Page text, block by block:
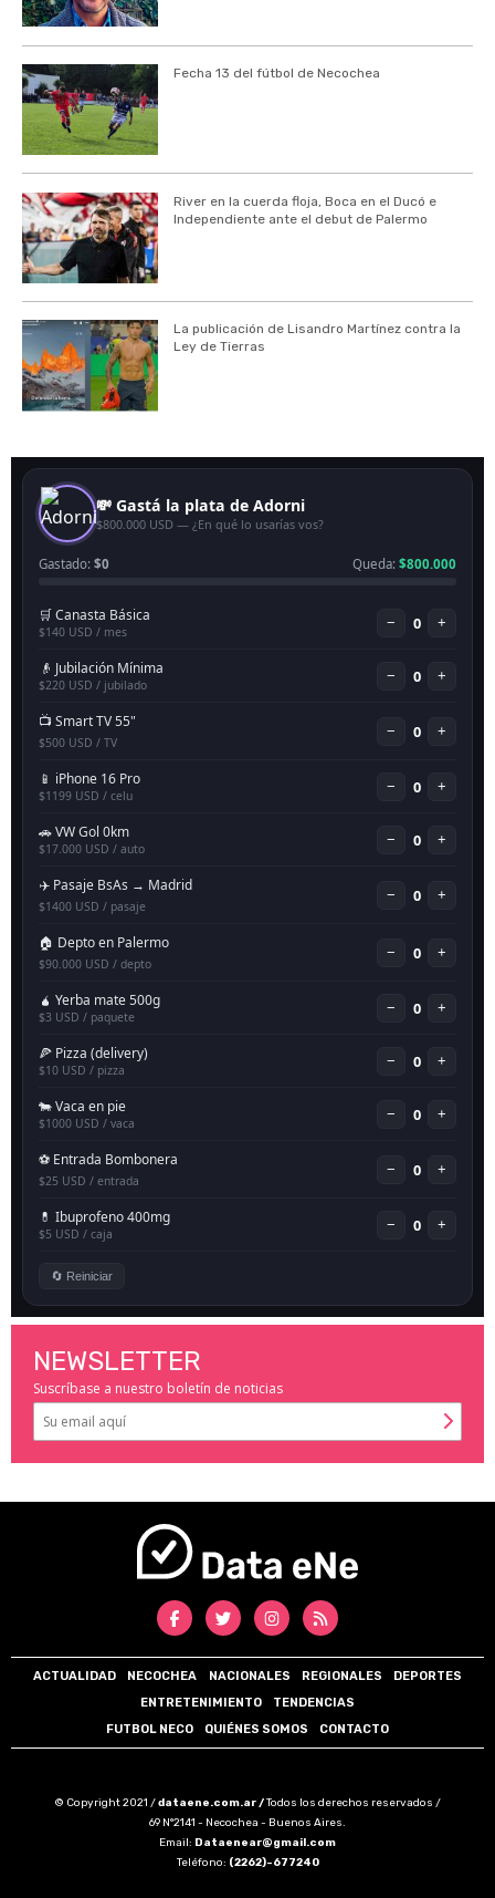
Fecha 13 del fútbol de Necochea
River en la cuerda floja, Boca en el Ducó e
Independiente ante el debut de Palermo
La publicación de Lisandro Martínez contra la
Ley de Tierras
NEWSLETTER
Suscríbase a nuestro boletín de noticias
ACTUALIDAD NECOCHEA NACIONALES REGIONALES
DEPORTES
ENTRETENIMIENTO
TENDENCIAS
FUTBOL NECO
QUIÉNES SOMOS CONTACTO
© Copyright 2021 /dataene.com.ar /Todos los derechos reservados /
69 N°2141 - Necochea - Buenos Aires.
Email: Dataenear@gmail.com
Teléfono: (2262)-677240